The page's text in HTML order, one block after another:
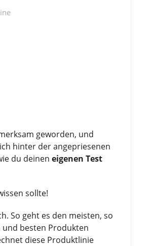
geworden, und
hinter der angepriesenen
du deineneigenen Test
sollte!
So geht es den meisten, so
und besten Produkten
diese Produktlinie